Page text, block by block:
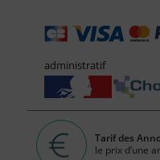
administratif
Tarif des
le prix d’une